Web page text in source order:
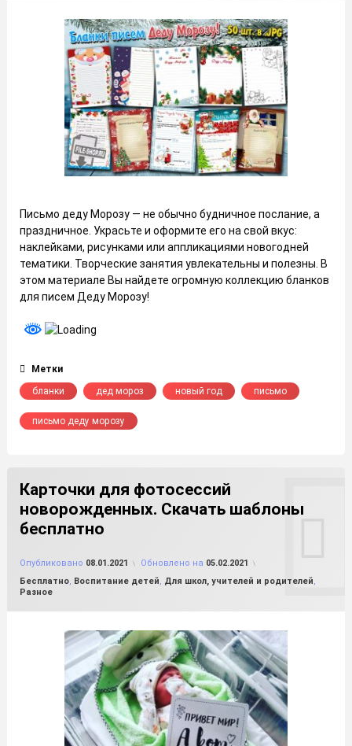
Письмо деду Морозу — не обычно будничное послание, а
праздничное. Украсьте и оформите его на свой вкус:
наклейками, рисунками или аппликациями новогодней
тематики. Творческие занятия увлекательны и полезны. В
этом материале Вы найдете огромную коллекцию бланков
для писем Деду Морозу!
Метки
бланки
дед мороз новый год письмо
письмо деду морозу
Карточки для фотосессий
новорожденных. Скачать шаблоны
бесплатно
Опубликовано 08.01.2021 Обновлено на 05.02.2021
Рубрики:
Бесплатно, Воспитание детей, Для школ, учителей и родителей,
Разное